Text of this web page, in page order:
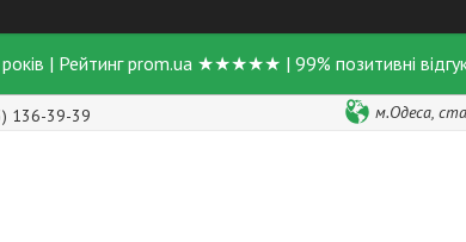
| Рейтинг prom.ua ★★★★★ | 99% позитивні
136-39-39 м.Одеса,